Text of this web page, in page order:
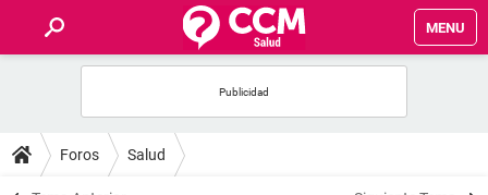
MENU
FOROS
Foros Salud